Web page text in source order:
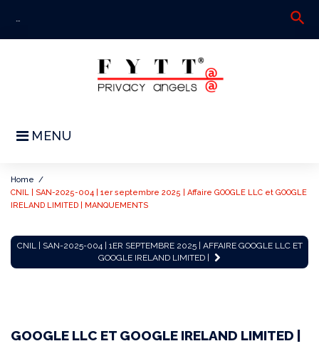
content
search
MENU
Home /
CNIL | SAN-2025-004 | 1er septembre 2025 | Affaire GOOGLE LLC et GOOGLE
IRELAND LIMITED | MANQUEMENTS
CNIL
|
004
CNIL | SAN-2025-004 | 1ER SEPTEMBRE 2025 | AFFAIRE GOOGLE LLC ET
GOOGLE IRELAND LIMITED |
GOOGLE LLC ET GOOGLE IRELAND LIMITED |